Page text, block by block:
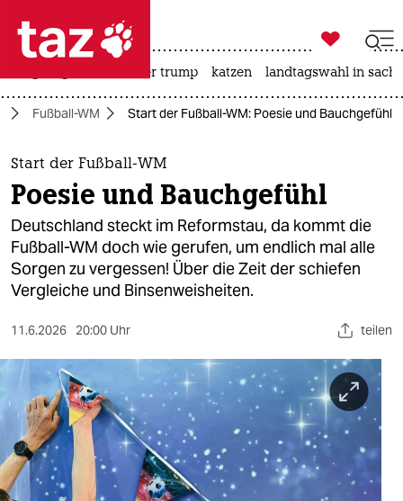
 taz zahl ich
taz zahl ich
themen
politik
öko
gesellschaft
kultur
sport
berlin
nord
wahrheit

taz zahl ich
usa unter trump katzen landtagswahl in
Fußball-WM Start der Fußball-WM: Poesie und Bauchgefühl
Start der Fußball-WM
Poesie und Bauchgefühl
Deutschland steckt im Reformstau, da kommt die
Fußball-WM doch wie gerufen, um endlich mal alle
Sorgen zu vergessen! Über die Zeit der schiefen
Vergleiche und Binsenweisheiten.
11.6.2026 20:00 Uhr teilen